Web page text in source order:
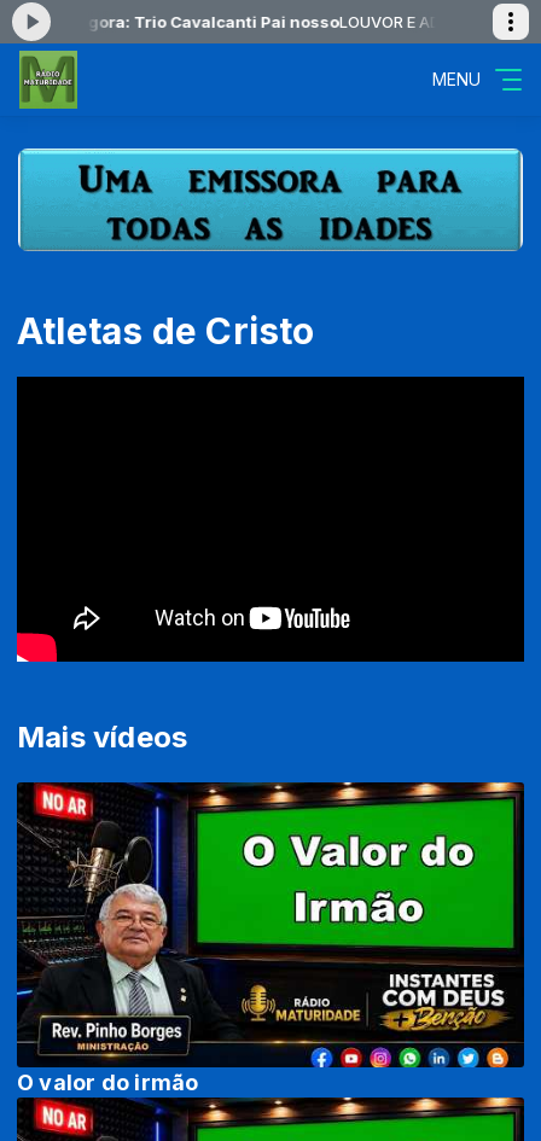
agora: Trio Cavalcanti Pai nossoLOUVOR E ADORAÇÃO das
MENU
Atletas de Cristo
Mais vídeos
O valor do irmão